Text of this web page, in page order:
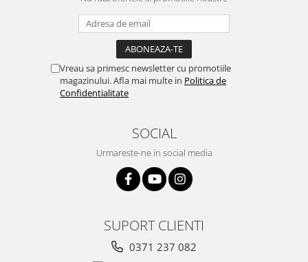
Vreau sa primesc newsletter cu promotiile
magazinului. Afla mai multe in Politica de
Confidentialitate
SOCIAL
Urmareste-ne in social media
SUPORT CLIENTI
0371 237 082